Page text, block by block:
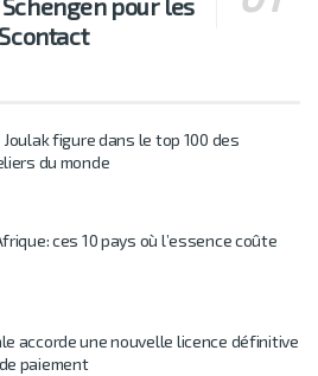
pour les
figure dans le top 100 des
du monde
ces 10 pays où l’essence coûte
accorde une nouvelle licence définitive
paiement